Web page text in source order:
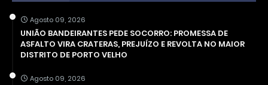
Agosto 09, 2026
UNIÃO BANDEIRANTES PEDE SOCORRO: PROMESSA DE
ASFALTO VIRA CRATERAS, PREJUÍZO E REVOLTA NO MAIOR
DISTRITO DE PORTO VELHO
Agosto 09, 2026